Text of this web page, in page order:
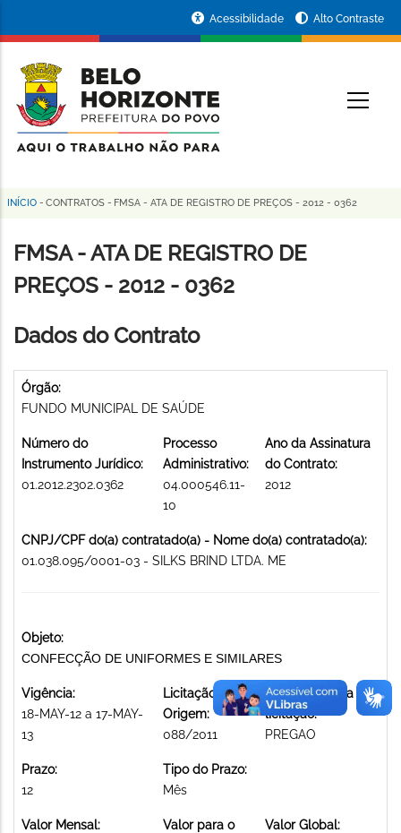
conteúdo
principal
da
Prefeitura
de
Horizonte
Acessibilidade Alto Contraste
Trilha
de
navegação
INÍCIO - CONTRATOS - FMSA - ATA DE REGISTRO DE PREÇOS - 2012 - 0362
FMSA - ATA DE REGISTRO DE
PREÇOS - 2012 - 0362
Dados do Contrato
Órgão:
FUNDO MUNICIPAL DE SAÚDE
Número do
Instrumento Jurídico:
01.2012.2302.0362
Processo
Administrativo:
04.000546.11-
10
Ano da Assinatura
do Contrato:
2012
CNPJ/CPF do(a) contratado(a) - Nome do(a) contratado(a):
01.038.095/0001-03 - SILKS BRIND LTDA. ME
Objeto:
CONFECÇÃO DE UNIFORMES E SIMILARES
Vigência:
18-MAY-12 a 17-MAY-
13
Licitação de
Origem:
088/2011
Modalidade da
licitação:
PREGAO
Prazo:
12
Tipo do Prazo:
Mês
Valor Mensal:
Valor para o
Valor Global: